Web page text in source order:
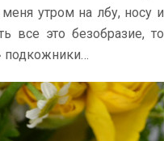
утром на лбу, носу и
все это безобразие, то
подкожники…